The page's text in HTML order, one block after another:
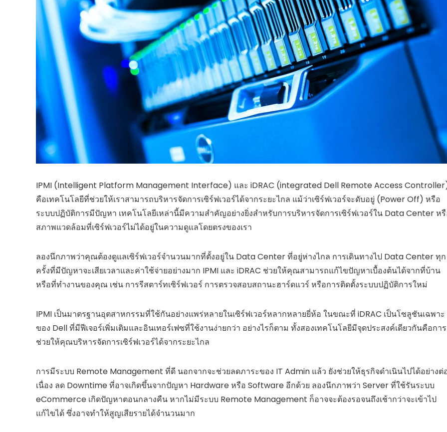
IPMI (Intelligent Platform Management Interface) และ iDRAC (integrated Dell Remote Access
คือเทคโนโลยีที่ช่วยให้เราสามารถบริหารจัดการเซิร์ฟเวอร์ได้จากระยะไกล แม้ว่าเซิร์ฟเวอร์จะดับอยู่ (Power Off) หรือ
ระบบปฏิบัติการมีปัญหา เทคโนโลยีเหล่านี้มีความสำคัญอย่างยิ่งสำหรับการบริหารจัดการเซิร์ฟเวอร์ใน Data Center ห
สภาพแวดล้อมที่เซิร์ฟเวอร์ไม่ได้อยู่ในความดูแลโดยตรงของเรา
ลองนึกภาพว่าคุณต้องดูแลเซิร์ฟเวอร์จำนวนมากที่ตั้งอยู่ใน Data Center ที่อยู่ห่างไกล การเดินทางไป Data Center ทุก
ครั้งที่มีปัญหาจะเสียเวลาและค่าใช้จ่ายอย่างมาก IPMI และ iDRAC ช่วยให้คุณสามารถแก้ไขปัญหาเบื้องต้นได้จากที่บ้าน
หรือที่ทำงานของคุณ เช่น การรีสตาร์ทเซิร์ฟเวอร์ การตรวจสอบสถานะฮาร์ดแวร์ หรือการติดตั้งระบบปฏิบัติการใหม่
IPMI เป็นมาตรฐานอุตสาหกรรมที่ใช้กันอย่างแพร่หลายในเซิร์ฟเวอร์หลากหลายยี่ห้อ ในขณะที่ iDRAC เป็นโซลูชันเฉพาะ
ของ Dell ที่มีฟีเจอร์เพิ่มเติมและอินเทอร์เฟซที่ใช้งานง่ายกว่า อย่างไรก็ตาม ทั้งสองเทคโนโลยีมีจุดประสงค์เดียวกันคือการ
ช่วยให้คุณบริหารจัดการเซิร์ฟเวอร์ได้จากระยะไกล
การมีระบบ Remote Management ที่ดี นอกจากจะช่วยลดภาระของ IT Admin แล้ว ยังช่วยให้ธุรกิจดำเนินไปได้อย่างต่
เนื่อง ลด Downtime ที่อาจเกิดขึ้นจากปัญหา Hardware หรือ Software อีกด้วย ลองนึกภาพว่า Server ที่ใช้รันระบบ
eCommerce เกิดปัญหาตอนกลางคืน หากไม่มีระบบ Remote Management ก็อาจจะต้องรอจนถึงเช้ากว่าจะเข้าไป
แก้ไขได้ ซึ่งอาจทำให้สูญเสียรายได้จำนวนมาก